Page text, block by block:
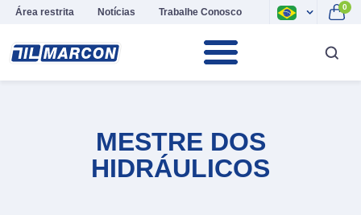
Área restrita Notícias Trabalhe Conosco 0
MESTRE DOS
HIDRÁULICOS